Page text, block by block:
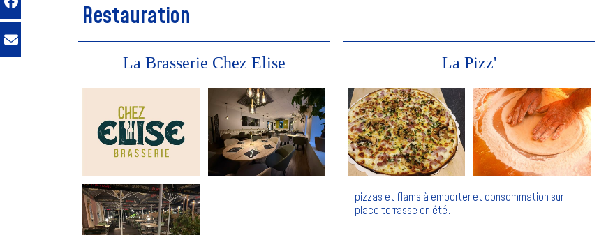
Restauration
La Brasserie Chez Elise La Pizz'
pizzas et flams à emporter et consommation sur
place terrasse en été.